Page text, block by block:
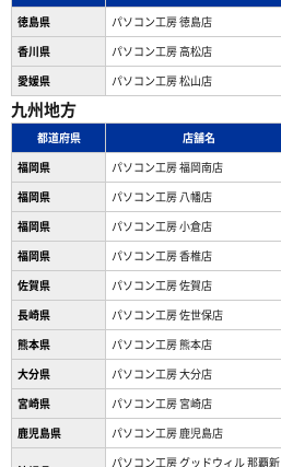
徳島県
パソコン工房 徳島店
香川県
パソコン工房 高松店
愛媛県
パソコン工房 松山店
九州地方
都道府県 店舗名
福岡県
パソコン工房 福岡南店
福岡県
パソコン工房 八幡店
福岡県
パソコン工房 小倉店
福岡県
パソコン工房 香椎店
佐賀県
パソコン工房 佐賀店
長崎県
パソコン工房 佐世保店
熊本県
パソコン工房 熊本店
大分県
パソコン工房 大分店
宮崎県
パソコン工房 宮崎店
鹿児島県
パソコン工房 鹿児島店
パソコン工房 グッドウィル 那覇新